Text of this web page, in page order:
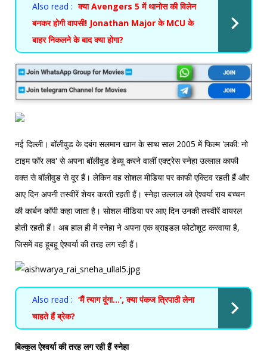
Also read : क्या Avengers 5 में थानोस की विलेन
बनकर होगी वापसी! Jonathan Major के MCU के
बाहर निकलने के बाद क्या होगा?
नई दिल्ली। बॉलीवुड के दबंग सलमान खान के साथ साल 2005 में फिल्म 'लकी: नो
टाइम फॉर लव' से अपना बॉलीवुड डेब्यू करने वालीं एक्ट्रेस स्नेहा उल्लाल काफी
वक्त से बॉलीवुड से दूर हैं। लेकिन वह सोशल मीडिया पर काफी एक्टिव रहती हैं और
आए दिन अपनी तस्वीरें शेयर करती रहती हैं। स्नेहा उल्लाल को ऐश्वर्या राय बच्चन
की कार्बन कॉपी कहा जाता है। सोशल मीडिया पर आए दिन उनकी तस्वीरें वायरल
होती रहती हैं। अब हाल ही में स्नेहा ने अपना एक ब्राइडल फोटोशूट करवाया है,
जिसमें वह हूबहू ऐश्वर्या की तरह लग रही हैं।
Also read : ‘मैं त्याग दूंगा…’, क्या पंकज त्रिपाठी लेना
चाहते हैं ब्रेक?
बिल्कुल ऐश्वर्या की तरह लग रही हैं स्नेहा